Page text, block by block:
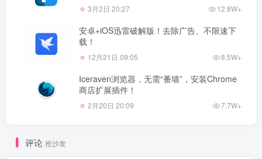
3月2日 20:27 12.8W+
安卓+iOS迅雷破解版！去除广告、不限速下
载！
12月21日 09:05 8.5W+
Iceraven浏览器，无需“番墙”，安装Chrome
商店扩展插件！
2月20日 20:09 7.7W+
评论 抢沙发